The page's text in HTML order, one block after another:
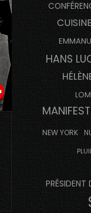
CUISINE
HANS
NEW YORK
PRÉSIDENT